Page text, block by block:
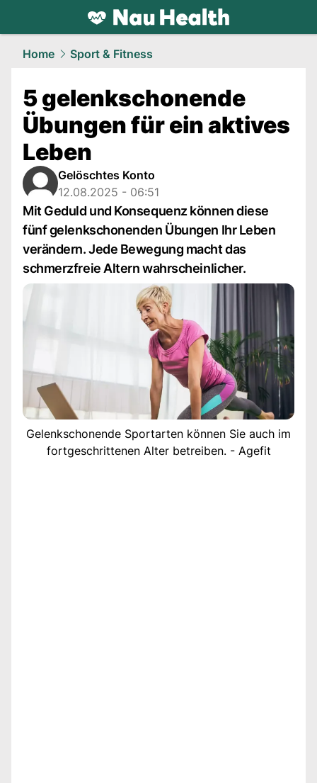
health.NAU.ch
Home Sport & Fitness
5 gelenkschonende
Übungen für ein aktives
Leben
Gelöschtes Konto
12.08.2025 - 06:51
Mit Geduld und Konsequenz können diese
fünf gelenkschonenden Übungen Ihr Leben
verändern. Jede Bewegung macht das
schmerzfreie Altern wahrscheinlicher.
Gelenkschonende Sportarten können Sie auch im
fortgeschrittenen Alter betreiben. - Agefit